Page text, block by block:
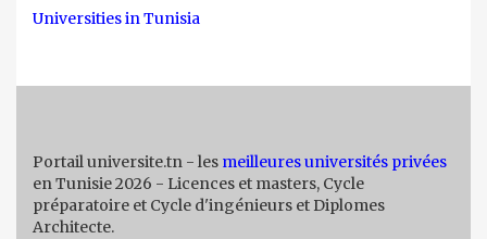
Universities in Tunisia
Portail universite.tn - les meilleures universités privées
en Tunisie 2026 - Licences et masters, Cycle
préparatoire et Cycle d'ingénieurs et Diplomes
Architecte.